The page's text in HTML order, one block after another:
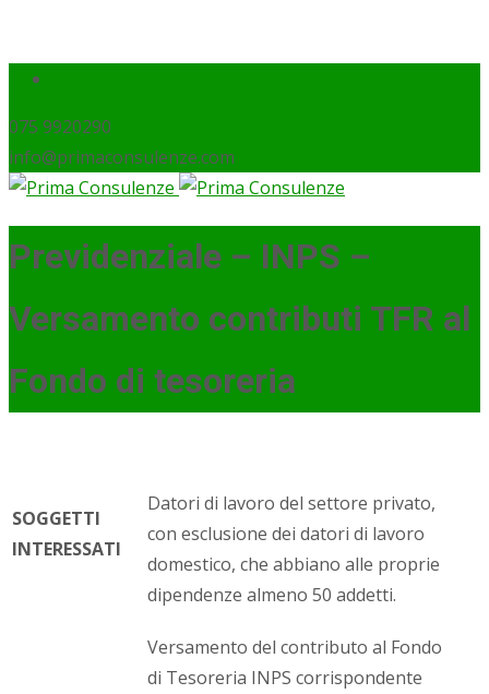
075 9920290
info@primaconsulenze.com
Previdenziale – INPS –
Versamento contributi TFR al
Fondo di tesoreria
SOGGETTI
INTERESSATI
Datori di lavoro del settore privato,
con esclusione dei datori di lavoro
domestico, che abbiano alle proprie
dipendenze almeno 50 addetti.
Versamento del contributo al Fondo
di Tesoreria INPS corrispondente